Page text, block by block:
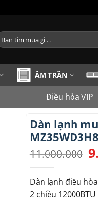
ÂM TRẦN
Điều hòa VIP
Dàn lạnh
11.000.000
Dàn lạnh điều
2 chiều